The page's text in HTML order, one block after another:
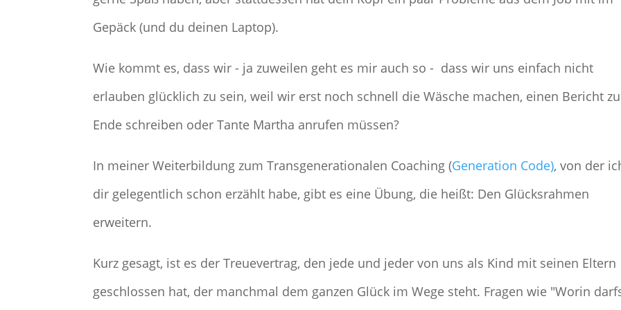
Gepäck (und du deinen Laptop).
Wie kommt es, dass wir - ja zuweilen geht es mir auch so - dass wir uns einfach nicht
erlauben glücklich zu sein, weil wir erst noch schnell die Wäsche machen, einen Bericht zu
Ende schreiben oder Tante Martha anrufen müssen?
In meiner Weiterbildung zum Transgenerationalen Coaching (Generation Code), von der
dir gelegentlich schon erzählt habe, gibt es eine Übung, die heißt: Den Glücksrahmen
erweitern.
Kurz gesagt, ist es der Treuevertrag, den jede und jeder von uns als Kind mit seinen Eltern
geschlossen hat, der manchmal dem ganzen Glück im Wege steht. Fragen wie "Worin